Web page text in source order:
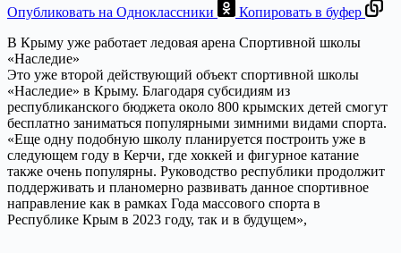
Опубликовать на Одноклассники
Копировать в буфер
В Крыму уже работает ледовая арена Спортивной школы
«Наследие»
Это уже второй действующий объект спортивной школы
«Наследие» в Крыму. Благодаря субсидиям из
республиканского бюджета около 800 крымских детей смогут
бесплатно заниматься популярными зимними видами спорта.
«Еще одну подобную школу планируется построить уже в
следующем году в Керчи, где хоккей и фигурное катание
также очень популярны. Руководство республики продолжит
поддерживать и планомерно развивать данное спортивное
направление как в рамках Года массового спорта в
Республике Крым в 2023 году, так и в будущем»,